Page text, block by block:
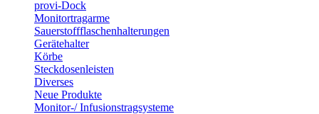
provi-Dock
Monitortragarme
Sauerstoffflaschenhalterungen
Gerätehalter
Körbe
Steckdosenleisten
Diverses
Neue Produkte
Monitor-/ Infusionstragsysteme